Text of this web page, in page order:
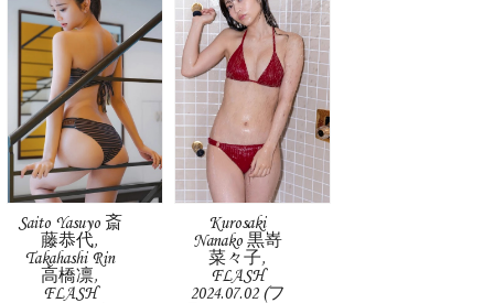
Saito Yasuyo 斎
藤恭代,
Takahashi Rin
高橋凛,
FLASH
Kurosaki
Nanako 黒嵜
菜々子,
FLASH
2024.07.02 (フ